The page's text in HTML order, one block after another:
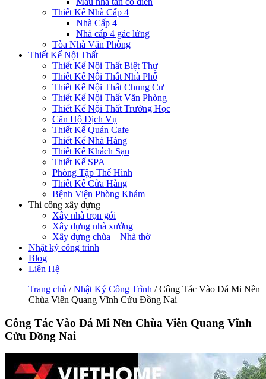
Thiết Kế Nhà Cấp 4
Nhà Cấp 4
Nhà cấp 4 gác lửng
Tòa Nhà Văn Phòng
Thiết Kế Nội Thất
Thiết Kế Nội Thất Biệt Thự
Thiết Kế Nội Thất Nhà Phố
Thiết Kế Nội Thất Chung Cư
Thiết Kế Nội Thất Văn Phòng
Thiết Kế Nội Thất Trường Học
Căn Hộ Dịch Vụ
Thiết Kế Quán Cafe
Thiết Kế Nhà Hàng
Thiết Kế Khách Sạn
Thiết Kế SPA
Phòng Tập Thể Hình
Thiết Kế Cửa Hàng
Bệnh Viện Phòng Khám
Thi công xây dựng
Xây nhà trọn gói
Xây dựng nhà xưởng
Xây dựng chùa – Nhà thờ
Nhật ký công trình
Blog
Liên Hệ
Trang chủ /Nhật Ký Công Trình / Công Tác Vào Đá Mi Nền
Chùa Viên Quang Vĩnh Cửu Đồng Nai
Công Tác Vào Đá Mi Nền Chùa Viên Quang Vĩnh
Cửu Đồng Nai